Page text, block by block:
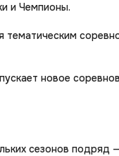
и Чемпионы.
тематическим
новое
сезонов подряд